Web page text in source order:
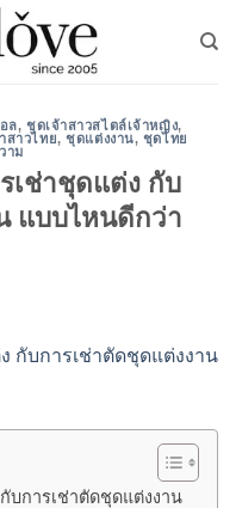
ล, ชุดเจ้าสาวสไตล์เจ้าหญิง,
สาวไทย,ชุดแต่งงาน, ชุดไทย
าม
เช่าชุดแต่ง กับ
แบบไหนดีกว่า
บการเช่าตัดชุดแต่งงาน